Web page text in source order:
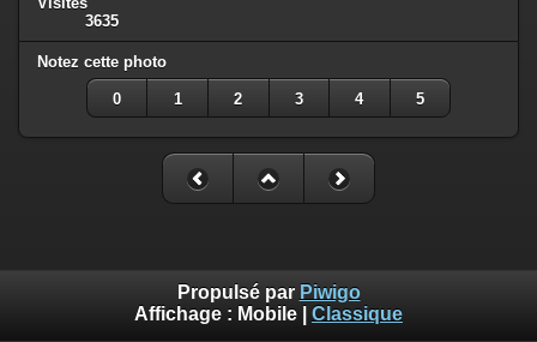
3635
Notez cette photo
0 1 2 3 4 5
Propulsé par Piwigo
Affichage : Mobile Classique